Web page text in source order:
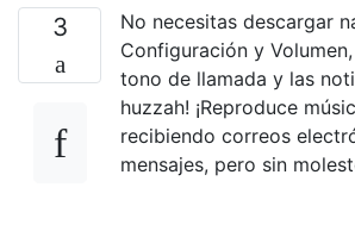
3
No necesitas descargar
Configuración y
tono de llamada y las
huzzah! ¡Reproduce
recibiendo correos
mensajes, pero sin